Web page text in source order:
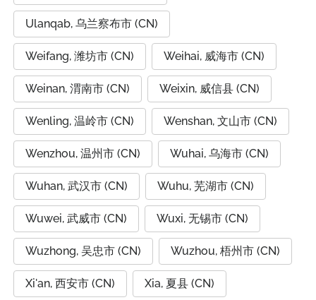
Ulanqab, 乌兰察布市 (CN)
Weifang, 潍坊市 (CN) Weihai, 威海市 (CN)
Weinan, 渭南市 (CN) Weixin, 威信县 (CN)
Wenling, 温岭市 (CN) Wenshan, 文山市 (CN)
Wenzhou, 温州市 (CN) Wuhai, 乌海市 (CN)
Wuhan, 武汉市 (CN) Wuhu, 芜湖市 (CN)
Wuwei, 武威市 (CN) Wuxi, 无锡市 (CN)
Wuzhong, 吴忠市 (CN) Wuzhou, 梧州市 (CN)
Xi'an, 西安市 (CN) Xia, 夏县 (CN)